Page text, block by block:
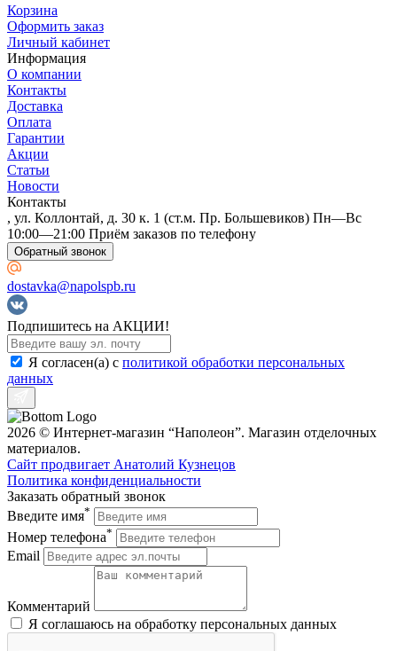
Корзина
Оформить заказ
Личный кабинет
Информация
О компании
Контакты
Доставка
Оплата
Гарантии
Акции
Статьи
Новости
Контакты
, ул. Коллонтай, д. 30 к. 1 (ст.м. Пр. Большевиков) Пн—Вс
10:00—21:00 Приём заказов по телефону
Обратный звонок
dostavka@napolspb.ru
Подпишитесь на АКЦИИ!
Я согласен(a) с политикой обработки персональных
данных
2026 © Интернет-магазин “Наполеон”. Магазин отделочных
материалов.
Сайт продвигает Анатолий Кузнецов
Политика конфиденциальности
Заказать обратный звонок
Введите имя*
Номер телефона*
Email
Комментарий
Я соглашаюсь на обработку персональных данных